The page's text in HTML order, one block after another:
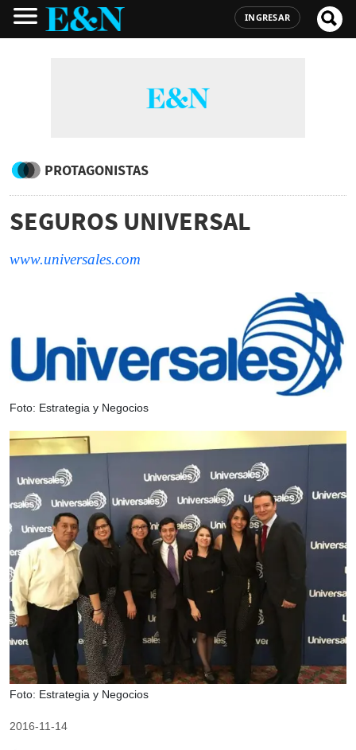
INGRESAR
PROTAGONISTAS
SEGUROS UNIVERSAL
www.universales.com
Foto: Estrategia y Negocios
Foto: Estrategia y Negocios
2016-11-14